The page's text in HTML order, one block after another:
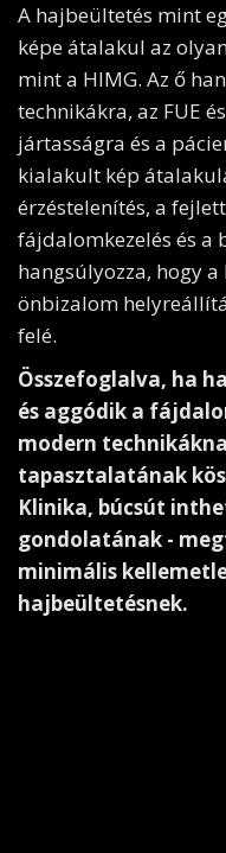
A hajbeültetés mint
képe átalakul az
mint a HIMG. Az ő
technikákra, az FUE
jártasságra és a
kialakult kép
érzéstelenítés, a
fájdalomkezelés és a
hangsúlyozza, hogy
önbizalom
felé.
Összefoglalva, ha
és aggódik a
modern
tapasztalatának
Klinika, búcsút
gondolatának -
minimális
hajbeültetésnek.